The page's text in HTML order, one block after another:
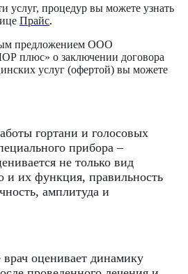
услуг, процедур вы можете узнать
Прайс.
предложением ООО
плюс» о заключении договора
услуг (офертой) вы можете
гортани и голосовых
прибора –
не только вид
и их функция, правильность
амплитуда и
оценивает динамику